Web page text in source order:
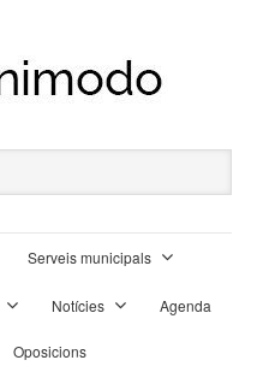
Serveis municipals
Notícies Agenda
Oposicions